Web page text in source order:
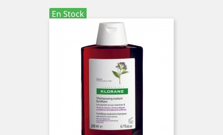
En Stock